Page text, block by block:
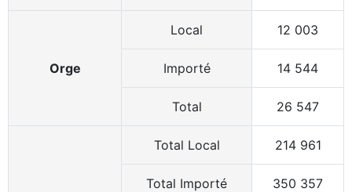
Orge
Local 12 003
Importé 14 544
Total 26 547
Total Local 214 961
Total Importé 350 357
Orge
Local
Importé
Total
Total Local
Total Importé